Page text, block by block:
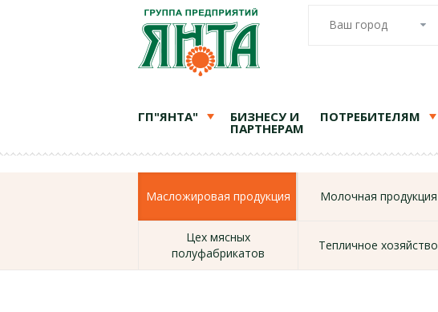
Ваш город
ГП"ЯНТА" БИЗНЕСУ И
ПАРТНЕРАМ
ПОТРЕБИТЕЛЯМ
Масложировая продукция Молочная продукция
Цех мясных
полуфабрикатов
Тепличное хозяйство